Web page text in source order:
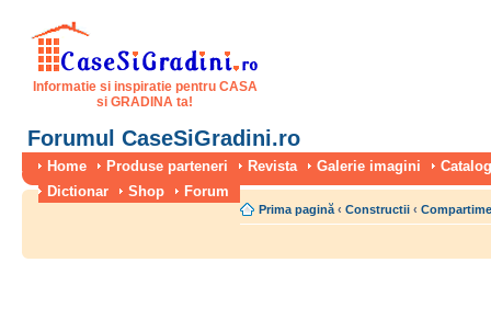
Informatie si inspiratie pentru CASA
si GRADINA ta!
Forumul CaseSiGradini.ro
Home Produse parteneri Revista Galerie imagini
Dictionar
Shop Forum
Prima pagină ‹ Constructii ‹